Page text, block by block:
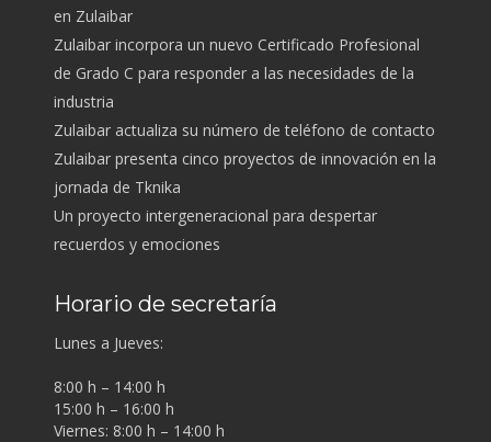
en Zulaibar
Zulaibar incorpora un nuevo Certificado Profesional
de Grado C para responder a las necesidades de la
industria
Zulaibar actualiza su número de teléfono de contacto
Zulaibar presenta cinco proyectos de innovación en la
jornada de Tknika
Un proyecto intergeneracional para despertar
recuerdos y emociones
Horario de secretaría
Lunes a Jueves:
8:00 h – 14:00 h
15:00 h – 16:00 h
Viernes: 8:00 h – 14:00 h